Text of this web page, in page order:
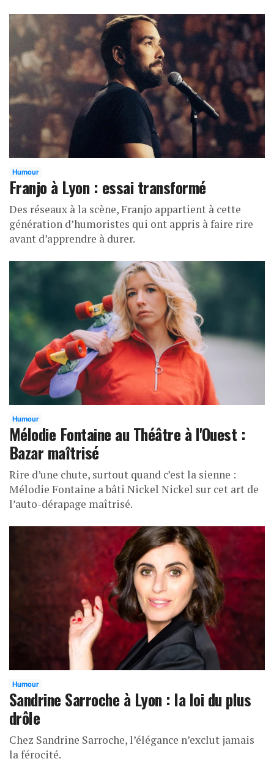
Humour
Franjo à Lyon : essai transformé
Des réseaux à la scène, Franjo appartient à cette
génération d’humoristes qui ont appris à faire rire
avant d’apprendre à durer.
Humour
Mélodie Fontaine au Théâtre à l'Ouest :
Bazar maîtrisé
Rire d’une chute, surtout quand c’est la sienne :
Mélodie Fontaine a bâti Nickel Nickel sur cet art de
l’auto-dérapage maîtrisé.
Humour
Sandrine Sarroche à Lyon : la loi du plus
drôle
Chez Sandrine Sarroche, l’élégance n’exclut jamais
la férocité.